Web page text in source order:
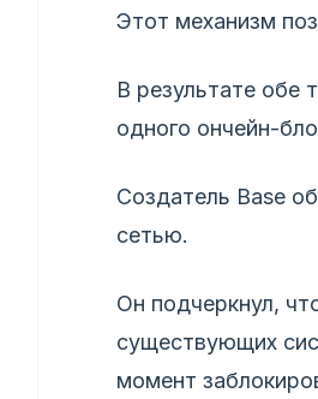
Этот механизм
В результате обе
одного ончейн-
Создатель Base
сетью.
Он подчеркнул,
существующих
момент